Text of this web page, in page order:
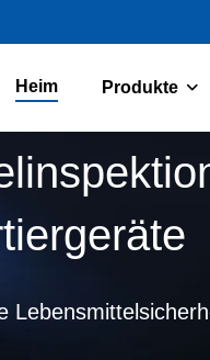
Heim Produkte